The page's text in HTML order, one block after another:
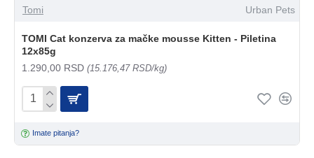
Tomi Urban Pets
TOMI Cat konzerva za mačke mousse Kitten - Piletina
12x85g
1.290,00 RSD (15.176,47 RSD/kg)
Imate pitanja?